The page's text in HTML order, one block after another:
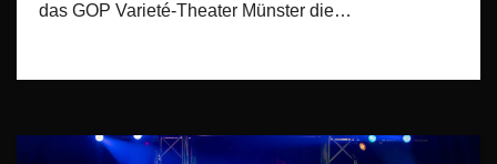
das GOP Varieté-Theater Münster die…